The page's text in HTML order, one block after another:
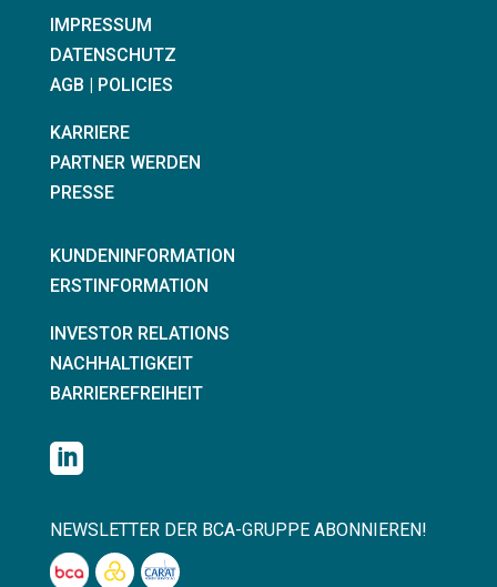
IMPRESSUM
DATENSCHUTZ
AGB | POLICIES
KARRIERE
PARTNER WERDEN
PRESSE
KUNDENINFORMATION
ERSTINFORMATION
INVESTOR RELATIONS
NACHHALTIGKEIT
BARRIEREFREIHEIT

NEWSLETTER DER BCA-GRUPPE ABONNIEREN!